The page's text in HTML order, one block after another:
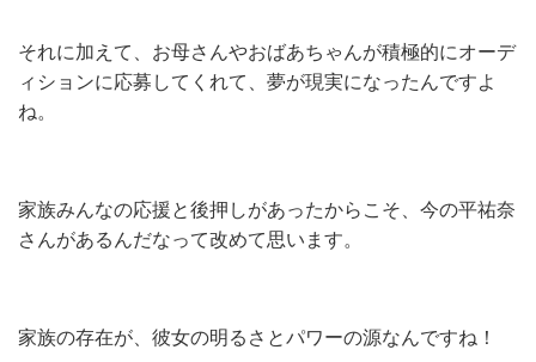
それに加えて、お母さんやおばあちゃんが積極的にオーデ
ィションに応募してくれて、夢が現実になったんですよ
ね。
家族みんなの応援と後押しがあったからこそ、今の平祐奈
さんがあるんだなって改めて思います。
家族の存在が、彼女の明るさとパワーの源なんですね！